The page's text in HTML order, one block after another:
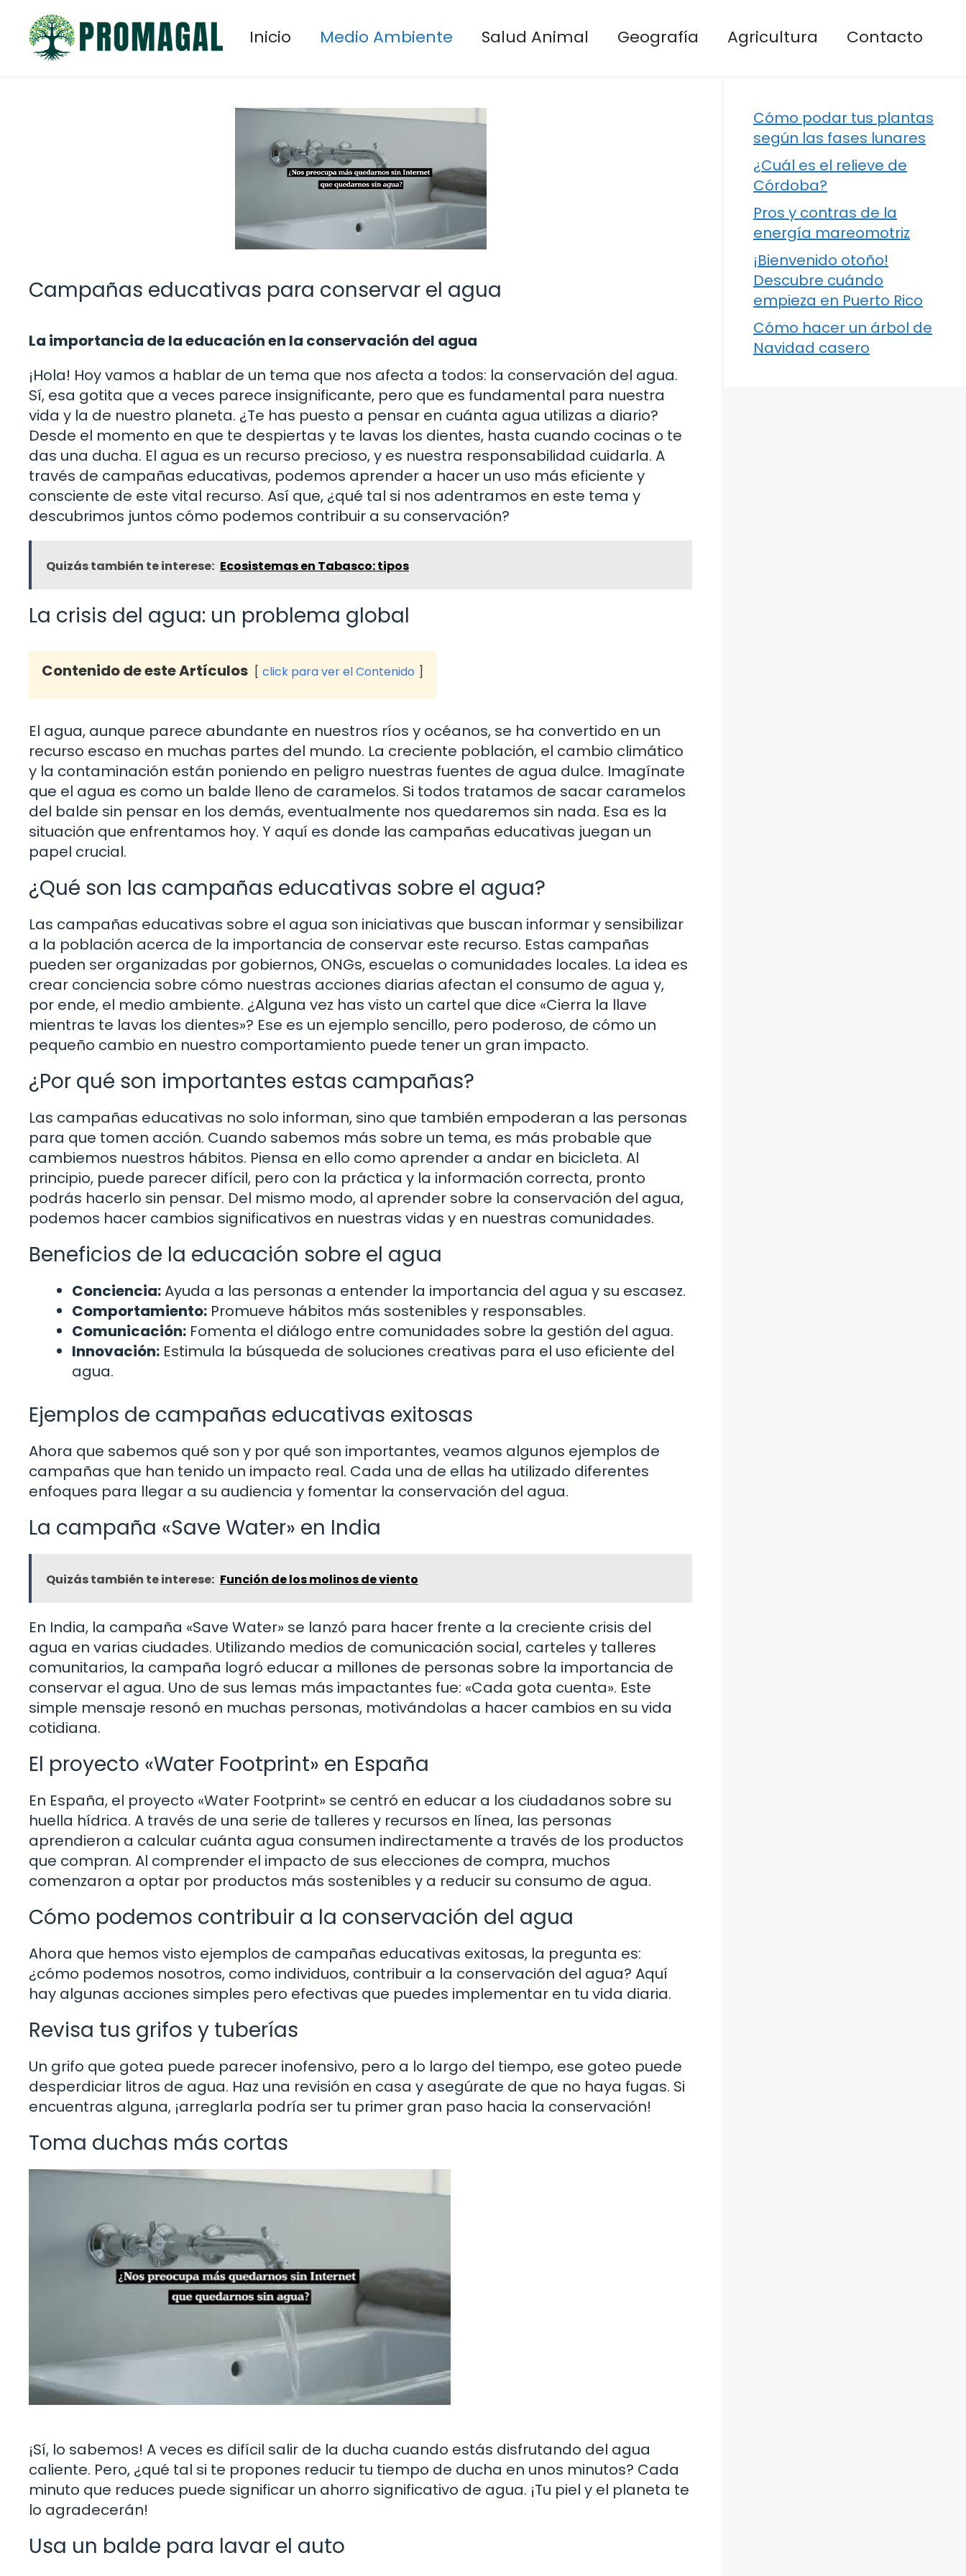
contenido
Inicio Medio Ambiente Salud Animal Geografía Agricultura Contacto
Campañas educativas para conservar el agua
La importancia de la educación en la conservación del agua
¡Hola! Hoy vamos a hablar de un tema que nos afecta a todos: la conservación del agua.
Sí, esa gotita que a veces parece insignificante, pero que es fundamental para nuestra
vida y la de nuestro planeta. ¿Te has puesto a pensar en cuánta agua utilizas a diario?
Desde el momento en que te despiertas y te lavas los dientes, hasta cuando cocinas o te
das una ducha. El agua es un recurso precioso, y es nuestra responsabilidad cuidarla. A
través de campañas educativas, podemos aprender a hacer un uso más eficiente y
consciente de este vital recurso. Así que, ¿qué tal si nos adentramos en este tema y
descubrimos juntos cómo podemos contribuir a su conservación?
Quizás también te interese: Ecosistemas en Tabasco: tipos
La crisis del agua: un problema global
Contenido de este Artículos click para ver el Contenido
El agua, aunque parece abundante en nuestros ríos y océanos, se ha convertido en un
recurso escaso en muchas partes del mundo. La creciente población, el cambio climático
y la contaminación están poniendo en peligro nuestras fuentes de agua dulce. Imagínate
que el agua es como un balde lleno de caramelos. Si todos tratamos de sacar caramelos
del balde sin pensar en los demás, eventualmente nos quedaremos sin nada. Esa es la
situación que enfrentamos hoy. Y aquí es donde las campañas educativas juegan un
papel crucial.
¿Qué son las campañas educativas sobre el agua?
Las campañas educativas sobre el agua son iniciativas que buscan informar y sensibilizar
a la población acerca de la importancia de conservar este recurso. Estas campañas
pueden ser organizadas por gobiernos, ONGs, escuelas o comunidades locales. La idea es
crear conciencia sobre cómo nuestras acciones diarias afectan el consumo de agua y,
por ende, el medio ambiente. ¿Alguna vez has visto un cartel que dice «Cierra la llave
mientras te lavas los dientes»? Ese es un ejemplo sencillo, pero poderoso, de cómo un
pequeño cambio en nuestro comportamiento puede tener un gran impacto.
¿Por qué son importantes estas campañas?
Las campañas educativas no solo informan, sino que también empoderan a las personas
para que tomen acción. Cuando sabemos más sobre un tema, es más probable que
cambiemos nuestros hábitos. Piensa en ello como aprender a andar en bicicleta. Al
principio, puede parecer difícil, pero con la práctica y la información correcta, pronto
podrás hacerlo sin pensar. Del mismo modo, al aprender sobre la conservación del agua,
podemos hacer cambios significativos en nuestras vidas y en nuestras comunidades.
Beneficios de la educación sobre el agua
Conciencia:Ayuda a las personas a entender la importancia del agua y su escasez.
Comportamiento: Promueve hábitos más sostenibles y responsables.
Comunicación: Fomenta el diálogo entre comunidades sobre la gestión del agua.
Innovación: Estimula la búsqueda de soluciones creativas para el uso eficiente del
agua.
Ejemplos de campañas educativas exitosas
Ahora que sabemos qué son y por qué son importantes, veamos algunos ejemplos de
campañas que han tenido un impacto real. Cada una de ellas ha utilizado diferentes
enfoques para llegar a su audiencia y fomentar la conservación del agua.
La campaña «Save Water» en India
Quizás también te interese: Función de los molinos de viento
En India, la campaña «Save Water» se lanzó para hacer frente a la creciente crisis del
agua en varias ciudades. Utilizando medios de comunicación social, carteles y talleres
comunitarios, la campaña logró educar a millones de personas sobre la importancia de
conservar el agua. Uno de sus lemas más impactantes fue: «Cada gota cuenta». Este
simple mensaje resonó en muchas personas, motivándolas a hacer cambios en su vida
cotidiana.
El proyecto «Water Footprint» en España
En España, el proyecto «Water Footprint» se centró en educar a los ciudadanos sobre su
huella hídrica. A través de una serie de talleres y recursos en línea, las personas
aprendieron a calcular cuánta agua consumen indirectamente a través de los productos
que compran. Al comprender el impacto de sus elecciones de compra, muchos
comenzaron a optar por productos más sostenibles y a reducir su consumo de agua.
Cómo podemos contribuir a la conservación del agua
Ahora que hemos visto ejemplos de campañas educativas exitosas, la pregunta es:
¿cómo podemos nosotros, como individuos, contribuir a la conservación del agua? Aquí
hay algunas acciones simples pero efectivas que puedes implementar en tu vida diaria.
Revisa tus grifos y tuberías
Un grifo que gotea puede parecer inofensivo, pero a lo largo del tiempo, ese goteo puede
desperdiciar litros de agua. Haz una revisión en casa y asegúrate de que no haya fugas. Si
encuentras alguna, ¡arreglarla podría ser tu primer gran paso hacia la conservación!
Toma duchas más cortas
¡Sí, lo sabemos! A veces es difícil salir de la ducha cuando estás disfrutando del agua
caliente. Pero, ¿qué tal si te propones reducir tu tiempo de ducha en unos minutos? Cada
minuto que reduces puede significar un ahorro significativo de agua. ¡Tu piel y el planeta te
lo agradecerán!
Usa un balde para lavar el auto
Cómo podar tus plantas
según las fases lunares
¿Cuál es el relieve de
Córdoba?
Pros y contras de la
energía mareomotriz
¡Bienvenido otoño!
Descubre cuándo
empieza en Puerto Rico
Cómo hacer un árbol de
Navidad casero